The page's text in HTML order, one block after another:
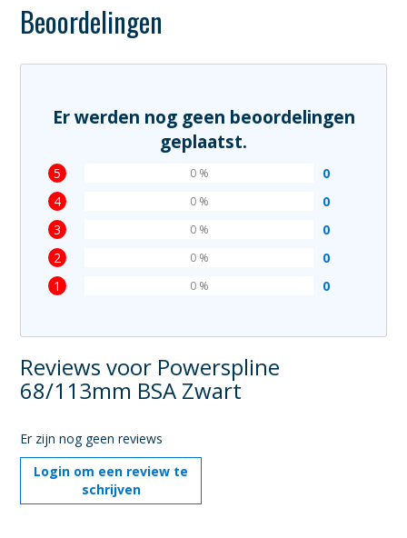
Beoordelingen
Er werden nog geen beoordelingen
geplaatst.
5 0
0 %
4 0
0 %
3 0
0 %
2 0
0 %
1 0
0 %
Reviews voor Powerspline
68/113mm BSA Zwart
Er zijn nog geen reviews
Login om een review te
schrijven